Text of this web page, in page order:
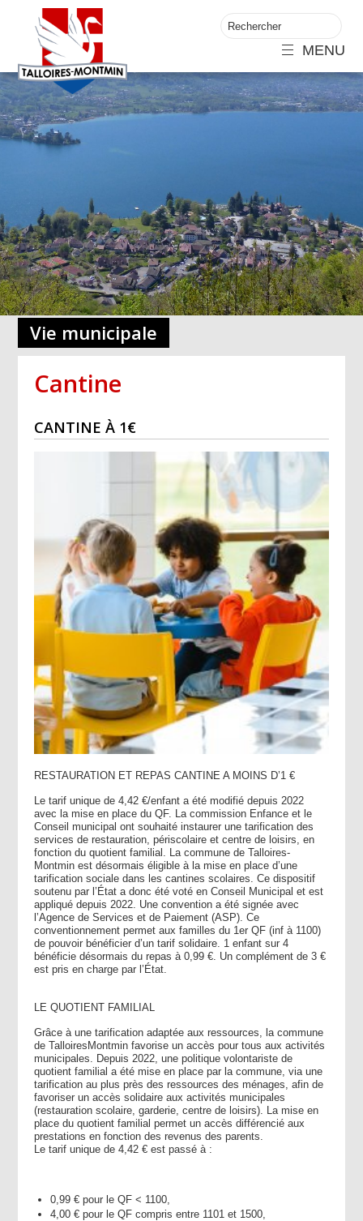
MENU
Vie municipale
Cantine
CANTINE À 1€
RESTAURATION ET REPAS CANTINE A MOINS D’1 €
Le tarif unique de 4,42 €/enfant a été modifié depuis 2022
avec la mise en place du QF. La commission Enfance et le
Conseil municipal ont souhaité instaurer une tarification des
services de restauration, périscolaire et centre de loisirs, en
fonction du quotient familial. La commune de Talloires-
Montmin est désormais éligible à la mise en place d’une
tarification sociale dans les cantines scolaires. Ce dispositif
soutenu par l’État a donc été voté en Conseil Municipal et est
appliqué depuis 2022. Une convention a été signée avec
l’Agence de Services et de Paiement (ASP). Ce
conventionnement permet aux familles du 1er QF (inf à 1100)
de pouvoir bénéficier d’un tarif solidaire. 1 enfant sur 4
bénéficie désormais du repas à 0,99 €. Un complément de 3 €
est pris en charge par l’État.
LE QUOTIENT FAMILIAL
Grâce à une tarification adaptée aux ressources, la commune
de TalloiresMontmin favorise un accès pour tous aux activités
municipales. Depuis 2022, une politique volontariste de
quotient familial a été mise en place par la commune, via une
tarification au plus près des ressources des ménages, afin de
favoriser un accès solidaire aux activités municipales
(restauration scolaire, garderie, centre de loisirs). La mise en
place du quotient familial permet un accès différencié aux
prestations en fonction des revenus des parents.
Le tarif unique de 4,42 € est passé à :
0,99 € pour le QF < 1100,
4,00 € pour le QF compris entre 1101 et 1500,